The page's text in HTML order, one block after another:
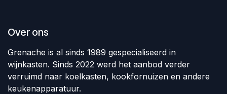
Over ons
Grenache is al sinds 1989 gespecialiseerd in
wijnkasten. Sinds 2022 werd het aanbod verder
verruimd naar koelkasten, kookfornuizen en andere
keukenapparatuur.